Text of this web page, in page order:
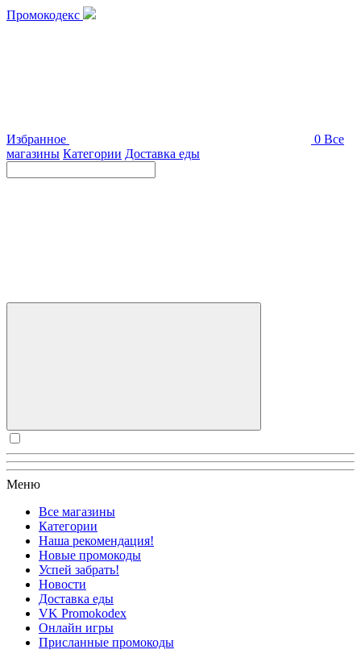
Промокодекс
Избранное 0 Все
магазины Категории Доставка еды
Меню
Все магазины
Категории
Наша рекомендация!
Новые промокоды
Успей забрать!
Новости
Доставка еды
VK Promokodex
Онлайн игры
Присланные промокоды